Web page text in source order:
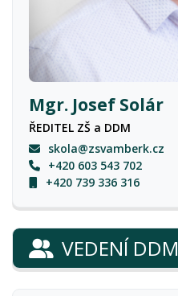
Mgr. Josef Solár
ŘEDITEL ZŠ a DDM
skola@zsvamberk.cz
+420 603 543 702
+420 739 336 316
VEDENÍ DDM